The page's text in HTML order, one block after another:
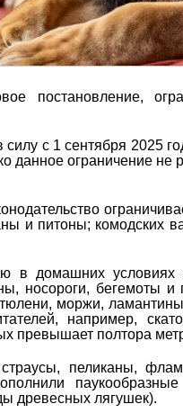
постановление,
с 1 сентября 2025
данное ограничение
и питоны; комодских
в домашних условиях
носороги, бегемоты
моржи, ламантины
например,
превышает полтора
пеликаны,
древесных лягушек).